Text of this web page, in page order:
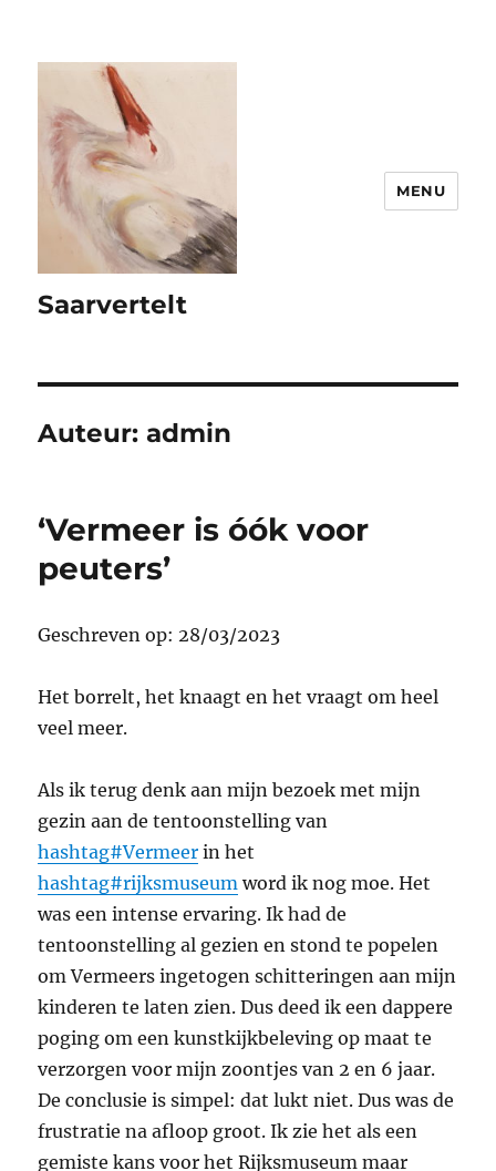
Saarvertelt
MENU
Auteur:admin
‘Vermeer is óók voor
peuters’
Geschreven op: 28/03/2023
Het borrelt, het knaagt en het vraagt om heel
veel meer.
Als ik terug denk aan mijn bezoek met mijn
gezin aan de tentoonstelling van
hashtag#Vermeer in het
hashtag#rijksmuseum word ik nog moe. Het
was een intense ervaring. Ik had de
tentoonstelling al gezien en stond te popelen
om Vermeers ingetogen schitteringen aan mijn
kinderen te laten zien. Dus deed ik een dappere
poging om een kunstkijkbeleving op maat te
verzorgen voor mijn zoontjes van 2 en 6 jaar.
De conclusie is simpel: dat lukt niet. Dus was de
frustratie na afloop groot. Ik zie het als een
gemiste kans voor het Rijksmuseum maar